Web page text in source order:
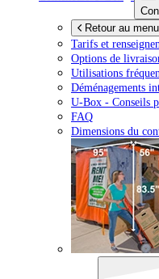
Retour au
Tarifs et
Options de
Utilisations
Déménagements
U-Box - Conseils
FAQ
Dimensions du